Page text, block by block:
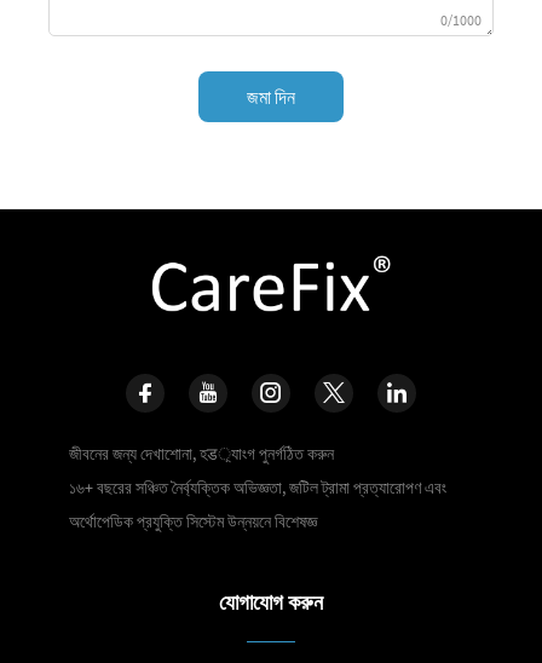
0/1000
জমা দিন
জীবনের জন্য দেখাশোনা, হड়্যাংগ পুনর্গঠিত করুন
১৬+ বছরের সঞ্চিত নৈর্ব্যক্তিক অভিজ্ঞতা, জটিল ট্রামা প্রত্যারোপণ এবং
অর্থোপেডিক প্রযুক্তি সিস্টেম উন্নয়নে বিশেষজ্ঞ
যোগাযোগ করুন